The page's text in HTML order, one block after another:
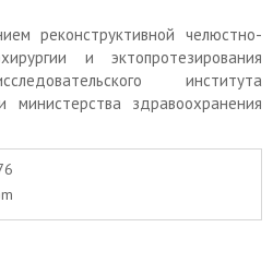
реконструктивной челюстно-
и эктопротезирования
института
министерства здравоохранения